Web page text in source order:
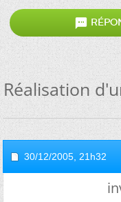

Réalisation
30/12/2005, 21h32